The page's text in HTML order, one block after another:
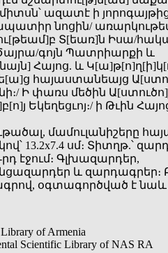
ազատէ ի
նոցին/
Տ[եառ]ն Իսա/
գոյն Պատրիարքի և
Հայոց. և
հայաստանեայց
Ի փառս մեծին
Եկեղեցւոյ։/ ի Թւին
մամուլանիշերը
13.2x7.4 սմ։ Տիտղթ.՝
էջում։ Գլխազարդեր,
և զարդագրեր։
օգտագործված է նաև
of Armenia
Scientific Library of NAS RA